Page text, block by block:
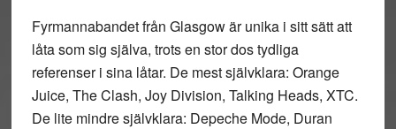
Fyrmannabandet från Glasgow är unika i sitt sätt att
låta som sig själva, trots en stor dos tydliga
referenser i sina låtar. De mest självklara: Orange
Juice, The Clash, Joy Division, Talking Heads, XTC.
De lite mindre självklara: Depeche Mode, Duran